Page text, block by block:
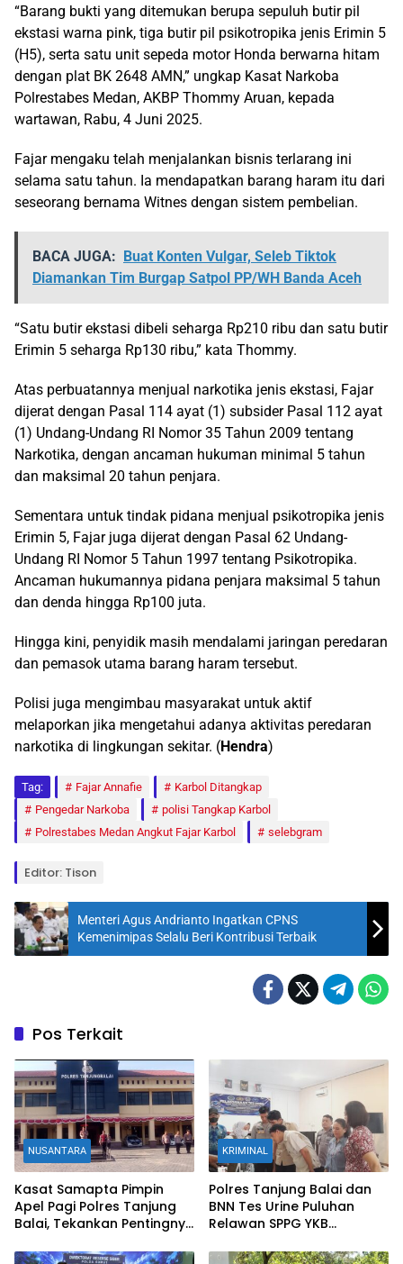
“Barang bukti yang ditemukan berupa sepuluh butir pil
ekstasi warna pink, tiga butir pil psikotropika jenis Erimin 5
(H5), serta satu unit sepeda motor Honda berwarna hitam
dengan plat BK 2648 AMN,” ungkap Kasat Narkoba
Polrestabes Medan, AKBP Thommy Aruan, kepada
wartawan, Rabu, 4 Juni 2025.
Fajar mengaku telah menjalankan bisnis terlarang ini
selama satu tahun. Ia mendapatkan barang haram itu dari
seseorang bernama Witnes dengan sistem pembelian.
BACA JUGA: Buat Konten Vulgar, Seleb Tiktok
Diamankan Tim Burgap Satpol PP/WH Banda Aceh
“Satu butir ekstasi dibeli seharga Rp210 ribu dan satu butir
Erimin 5 seharga Rp130 ribu,” kata Thommy.
Atas perbuatannya menjual narkotika jenis ekstasi, Fajar
dijerat dengan Pasal 114 ayat (1) subsider Pasal 112 ayat
(1) Undang-Undang RI Nomor 35 Tahun 2009 tentang
Narkotika, dengan ancaman hukuman minimal 5 tahun
dan maksimal 20 tahun penjara.
Sementara untuk tindak pidana menjual psikotropika jenis
Erimin 5, Fajar juga dijerat dengan Pasal 62 Undang-
Undang RI Nomor 5 Tahun 1997 tentang Psikotropika.
Ancaman hukumannya pidana penjara maksimal 5 tahun
dan denda hingga Rp100 juta.
Hingga kini, penyidik masih mendalami jaringan peredaran
dan pemasok utama barang haram tersebut.
Polisi juga mengimbau masyarakat untuk aktif
melaporkan jika mengetahui adanya aktivitas peredaran
narkotika di lingkungan sekitar. (Hendra)
Tag: Fajar Annafie
Karbol Ditangkap
Pengedar Narkoba
polisi Tangkap Karbol
Polrestabes Medan Angkut Fajar Karbol
selebgram
Editor: Tison
Menteri Agus Andrianto Ingatkan CPNS
Kemenimipas Selalu Beri Kontribusi Terbaik
Pos Terkait
NUSANTARA
Kasat Samapta Pimpin
Apel Pagi Polres Tanjung
Balai, Tekankan Pentingnya
KRIMINAL
Polres Tanjung Balai dan
BNN Tes Urine Puluhan
Relawan SPPG YKB